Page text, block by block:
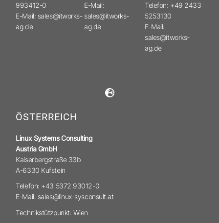
993412-0
E-Mail: sales@itworks-
ag.de
E-Mail:
sales@itworks-
ag.de
Telefon: +49 2433
5253130
E-Mail:
sales@itworks-
ag.de
ÖSTERREICH
Linux Systems Consulting
Austria GmbH
Kaiserbergstraße 33b
A-6330 Kufstein
Telefon: +43 5372 93012-0
E-Mail: sales@linux-sysconsult.at
Technikstützpunkt: Wien